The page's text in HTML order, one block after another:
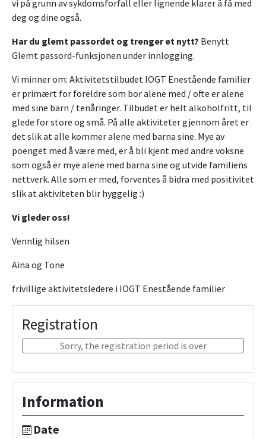
vi på grunn av sykdomsforfall eller lignende klarer å få med
deg og dine også.
Har du glemt passordet og trenger et nytt? Benytt
Glemt passord-funksjonen under innlogging.
Vi minner om: Aktivitetstilbudet IOGT Enestående familier
er primært for foreldre som bor alene med / ofte er alene
med sine barn / tenåringer. Tilbudet er helt alkoholfritt, til
glede for store og små. På alle aktiviteter gjennom året er
det slik at alle kommer alene med barna sine. Mye av
poenget med å være med, er å bli kjent med andre voksne
som også er mye alene med barna sine og utvide familiens
nettverk. Alle som er med, forventes å bidra med positivitet
slik at aktiviteten blir hyggelig :)
Vi gleder oss!
Vennlig hilsen
Aina og Tone
frivillige aktivitetsledere i IOGT Enestående familier
Registration
Sorry, the registration period is over
Information
Date